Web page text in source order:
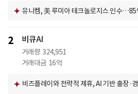
유니켐, 美 루미아 테크놀로지스 인수
2 비큐AI
거래량 324,951
거래대금 16억
비즈플레이와 전략적 제휴, AI 기반 출장·